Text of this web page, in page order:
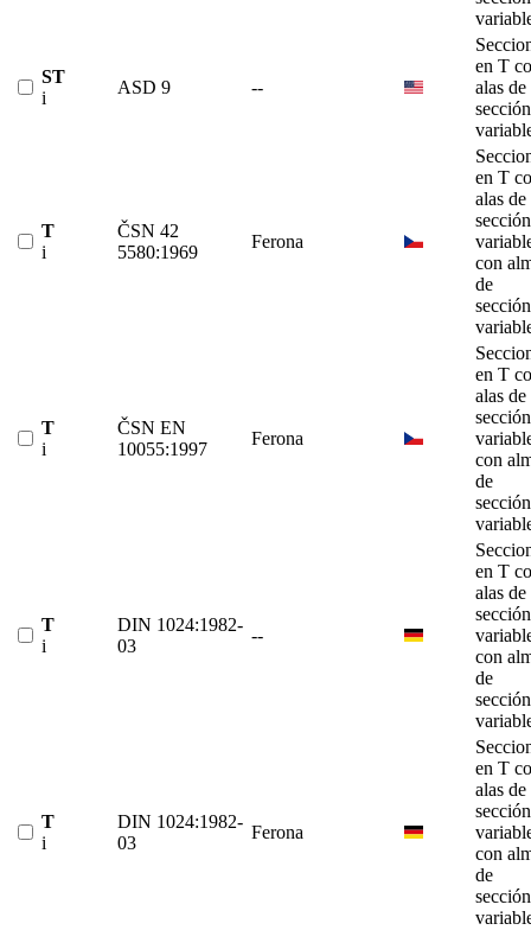
ST
i
ASD 9 --
en T
alas de
sección
T
i
ČSN 42
5580:1969
Ferona
en T
alas de
sección
con
de
sección
T
i
ČSN EN
10055:1997
Ferona
en T
alas de
sección
con
de
sección
T
i
DIN 1024:1982-
03
--
en T
alas de
sección
con
de
sección
T
i
DIN 1024:1982-
03
Ferona
en T
alas de
sección
con
de
sección